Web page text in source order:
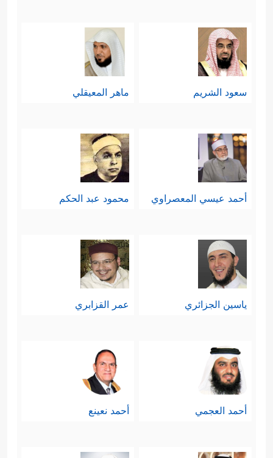
سعود الشريم ماهر المعيقلي
أحمد عيسي المعصراوي محمود عبد الحكم
ياسين الجزائري عمر القزابري
أحمد العجمي أحمد نعينع